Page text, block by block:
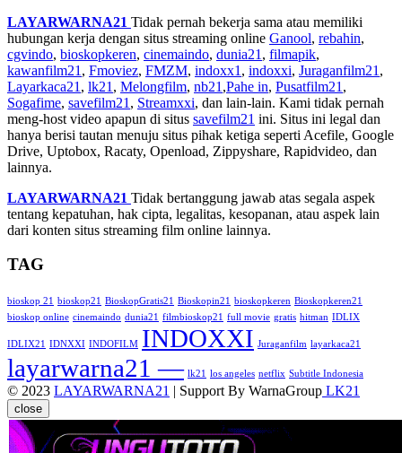
LAYARWARNA21 Tidak pernah bekerja sama atau memiliki
hubungan kerja dengan situs streaming online Ganool, rebahin,
cgvindo, bioskopkeren, cinemaindo, dunia21 , filmapik,
kawanfilm21 , Fmoviez, FMZM, indoxx1 , indoxxi, Juraganfilm21 ,
Layarkaca21 , lk21 , Melongfilm, nb21 ,Pahe in, Pusatfilm21 ,
Sogafime, savefilm21 , Streamxxi, dan lain-lain. Kami tidak pernah
meng-host video apapun di situs savefilm21 ini. Situs ini legal dan
hanya berisi tautan menuju situs pihak ketiga seperti Acefile, Google
Drive, Uptobox, Racaty, Openload, Zippyshare, Rapidvideo, dan
lainnya.
LAYARWARNA21 Tidak bertanggung jawab atas segala aspek
tentang kepatuhan, hak cipta, legalitas, kesopanan, atau aspek lain
dari konten situs streaming film online lainnya.
TAG
bioskop 21 bioskop21 BioskopGratis21 Bioskopin21 bioskopkeren Bioskopkeren21
bioskop online cinemaindo dunia21 filmbioskop21 full movie gratis hitman IDLIX
IDLIX21 IDNXXI INDOFILM INDOXXI Juraganfilm layarkaca21
layarwarna21 — lk21 los angeles netflix Subtitle Indonesia
© 2023 LAYARWARNA21 | Support By WarnaGroup LK21
close